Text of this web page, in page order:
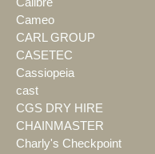
Cameo
CARL GROUP
CASETEC
Cassiopeia
cast
CGS DRY HIRE
CHAINMASTER
Charly's Checkpoint